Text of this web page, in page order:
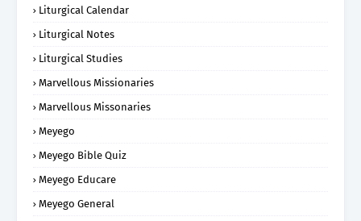
Liturgical Calendar
Liturgical Notes
Liturgical Studies
Marvellous Missionaries
Marvellous Missonaries
Meyego
Meyego Bible Quiz
Meyego Educare
Meyego General